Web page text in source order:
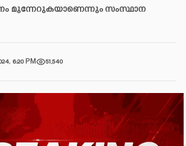
മുന്നേറുകയാണെന്നും സംസ്ഥാന
6:20 PM 51,540